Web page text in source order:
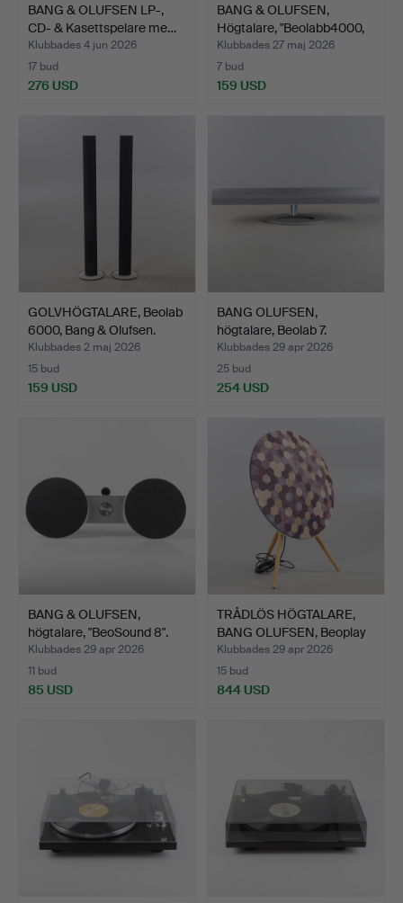
BANG & OLUFSEN LP-,
CD- & Kasettspelare me…
Klubbades 4 jun 2026
17 bud
276 USD
BANG & OLUFSEN,
Högtalare, "Beolabb4000,
1…
Klubbades 27 maj 2026
7 bud
159 USD
GOLVHÖGTALARE, Beolab
6000, Bang & Olufsen.
Klubbades 2 maj 2026
15 bud
159 USD
BANG OLUFSEN,
högtalare, Beolab 7.
Klubbades 29 apr 2026
25 bud
254 USD
BANG & OLUFSEN,
högtalare, "BeoSound 8".
Klubbades 29 apr 2026
11 bud
85 USD
TRÅDLÖS HÖGTALARE,
BANG OLUFSEN, Beoplay
A…
Klubbades 29 apr 2026
15 bud
844 USD